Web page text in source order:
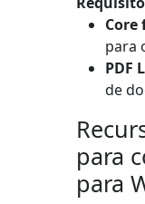
Core
para
PDF
de
para
para